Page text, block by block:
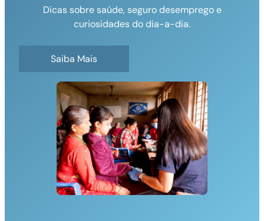
Dicas sobre saúde, seguro desemprego e
curiosidades do dia-a-dia.
Saiba Mais